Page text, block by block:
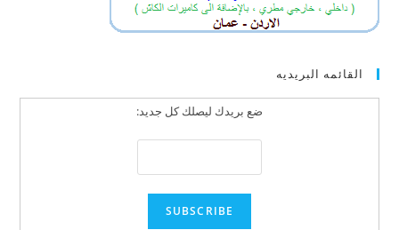
القائمه البريديه
ضع بريدك ليصلك كل جديد: